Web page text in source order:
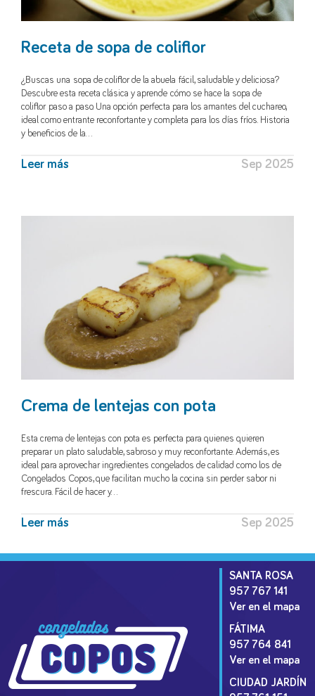
Receta de sopa de coliflor
¿Buscas una sopa de coliflor de la abuela fácil, saludable y deliciosa?
Descubre esta receta clásica y aprende cómo se hace la sopa de
coliflor paso a paso. Una opción perfecta para los amantes del cuchareo,
ideal como entrante reconfortante y completa para los días fríos. Historia
y beneficios de la…
Leer más Sep 2025
Crema de lentejas con pota
Esta crema de lentejas con pota es perfecta para quienes quieren
preparar un plato saludable, sabroso y muy reconfortante. Además, es
ideal para aprovechar ingredientes congelados de calidad como los de
Congelados Copos, que facilitan mucho la cocina sin perder sabor ni
frescura. Fácil de hacer y…
Leer más Sep 2025
SANTA ROSA
957 767 141
Ver en el mapa
FÁTIMA
957 764 841
Ver en el mapa
CIUDAD JARDÍN